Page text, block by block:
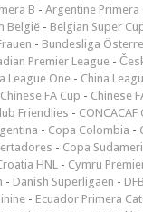
B - Argentine Primera
België - Belgian Super
- Bundesliga
Premier League -
League One - China
Chinese FA Cup - Chinese
Friendlies -
- Copa Colombia -
- Copa
HNL - Cymru
- Danish Superligaen -
- Ecuador Primera